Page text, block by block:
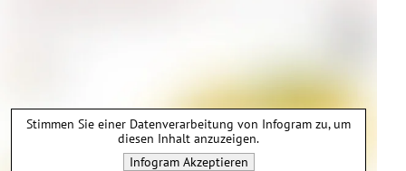
Stimmen Sie einer Datenverarbeitung von Infogram zu, um
diesen Inhalt anzuzeigen.
InfogramAkzeptieren